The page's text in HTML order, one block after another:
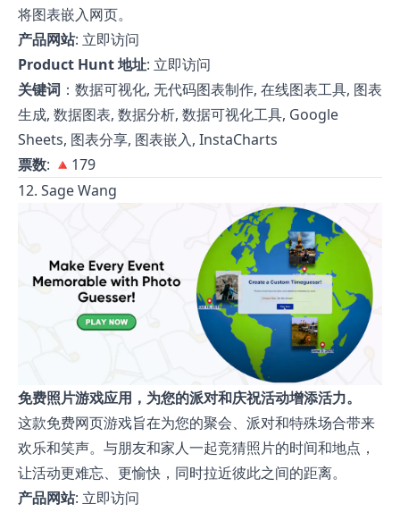
将图表嵌入网页。
产品网站: 立即访问
Product Hunt 地址: 立即访问
关键词 ：数据可视化, 无代码图表制作, 在线图表工具, 图表
生成, 数据图表, 数据分析, 数据可视化工具, Google
Sheets, 图表分享, 图表嵌入, InstaCharts
票数: 🔺179
12. Sage Wang
免费照片游戏应用，为您的派对和庆祝活动增添活力。
这款免费网页游戏旨在为您的聚会、派对和特殊场合带来
欢乐和笑声。与朋友和家人一起竞猜照片的时间和地点，
让活动更难忘、更愉快，同时拉近彼此之间的距离。
产品网站: 立即访问